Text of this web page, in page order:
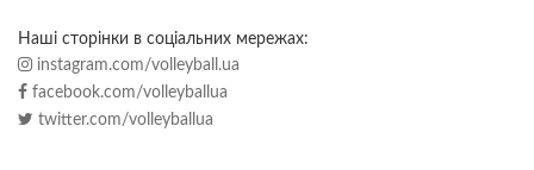
Наші сторінки в соціальних мережах:
instagram.com/volleyball.ua
facebook.com/volleyballua
twitter.com/volleyballua